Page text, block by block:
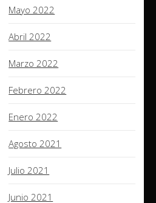
Mayo 2022
Abril 2022
Marzo 2022
Febrero 2022
Enero 2022
Agosto 2021
Julio 2021
Junio 2021